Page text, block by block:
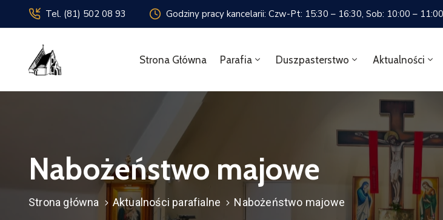
Tel. (81) 502 08 93 Godziny pracy kancelarii: Czw-Pt: 15:30 – 16:30, Sob: 10:00 – 11:00
Strona Główna Parafia Duszpasterstwo Aktualności
Nabożeństwo majowe
Strona główna Aktualności parafialne Nabożeństwo majowe